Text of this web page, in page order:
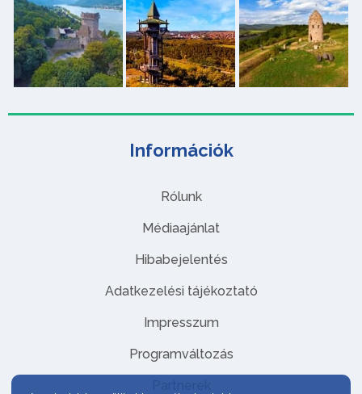
Információk
Rólunk
Médiaajánlat
Hibabejelentés
Adatkezelési tájékoztató
Impresszum
Programváltozás